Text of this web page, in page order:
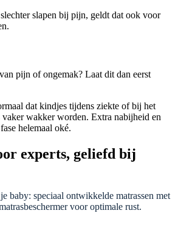
slapen bij pijn, geldt dat ook voor
pijn of ongemak? Laat dit dan eerst
dat kindjes tijdens ziekte of bij het
wakker worden. Extra nabijheid en
helemaal oké.
experts, geliefd bij
baby: speciaal ontwikkelde matrassen met
voor optimale rust.